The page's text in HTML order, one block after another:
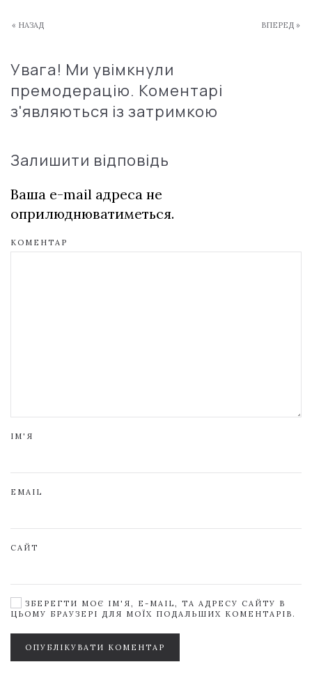
« НАЗАД ВПЕРЕД »
Увага! Ми увімкнули
премодерацію. Коментарі
з'являються із затримкою
Залишити відповідь
Ваша e-mail адреса не
оприлюднюватиметься.
КОМЕНТАР
ІМ'Я
EMAIL
САЙТ
ЗБЕРЕГТИ МОЄ ІМ'Я, E-MAIL, ТА АДРЕСУ САЙТУ В
ЦЬОМУ БРАУЗЕРІ ДЛЯ МОЇХ ПОДАЛЬШИХ КОМЕНТАРІВ.
ОПУБЛІКУВАТИ КОМЕНТАР